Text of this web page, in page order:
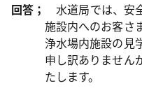
回答；
水道局では、安
施設内へのお客さ
浄水場内施設の見
申し訳ありません
たします。